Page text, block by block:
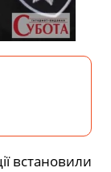
встановили